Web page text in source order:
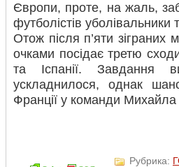
Європи, проте, на жаль,
футболістів уболівальники
Отож після п’яти зіграних
очками посідає третю
та Іспанії. Завдання
ускладнилося, однак
Франції у команди
Рубрика: